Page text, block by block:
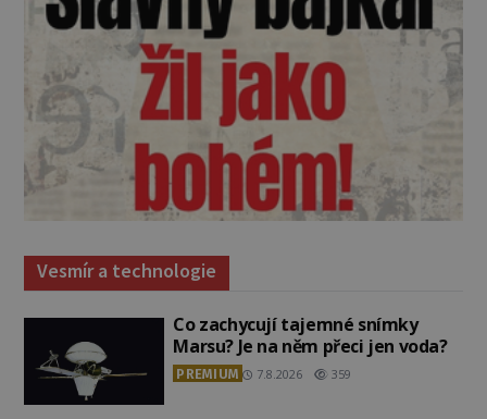
Vesmír a technologie
Co zachycují tajemné snímky
Marsu? Je na něm přeci jen voda?
PREMIUM 7.8.2026 359